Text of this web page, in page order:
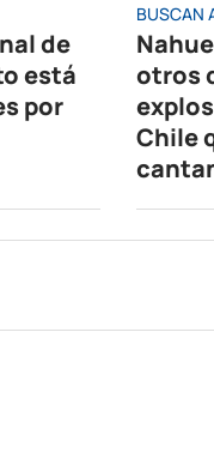
de
está
por
BUSCAN
otros
Chile